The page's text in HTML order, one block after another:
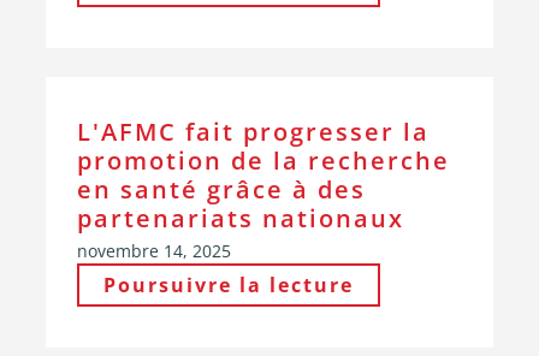
L'AFMC fait progresser la
promotion de la recherche
en santé grâce à des
partenariats nationaux
novembre 14, 2025
Poursuivre la lecture